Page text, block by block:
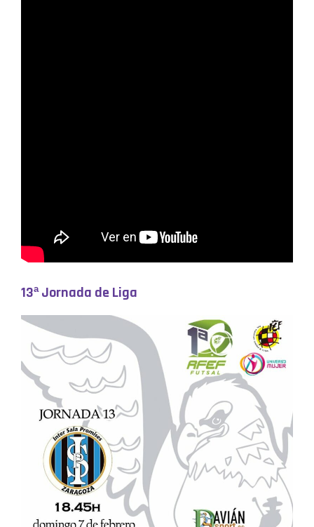
13ª Jornada de Liga